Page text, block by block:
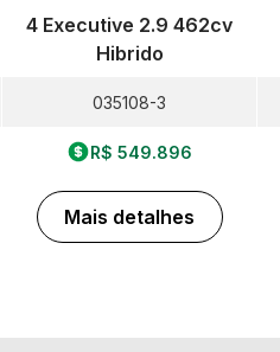
4 Executive 2.9 462cv
Hibrido
035108-3
R$ 549.896
Mais detalhes